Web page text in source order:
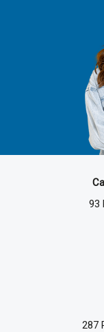
93
287